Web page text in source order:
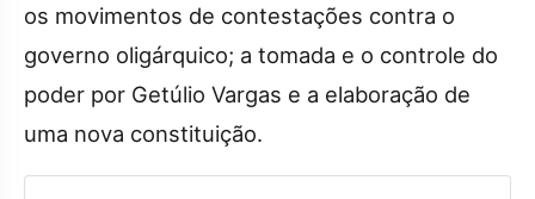
os movimentos de contestações contra o
governo oligárquico; a tomada e o controle do
poder por Getúlio Vargas e a elaboração de
uma nova constituição.